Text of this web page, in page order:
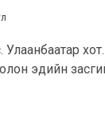
эдийн